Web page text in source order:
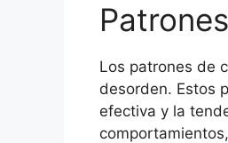
Los patrones de
desorden. Estos
efectiva y la